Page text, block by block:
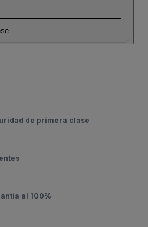
de primera clase
al 100%